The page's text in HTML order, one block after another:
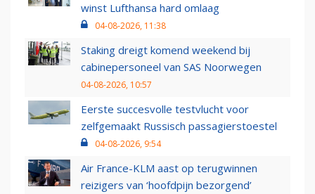
winst Lufthansa hard omlaag
04-08-2026, 11:38
Staking dreigt komend weekend bij
cabinepersoneel van SAS Noorwegen
04-08-2026, 10:57
Eerste succesvolle testvlucht voor
zelfgemaakt Russisch passagierstoestel
04-08-2026, 9:54
Air France-KLM aast op terugwinnen
reizigers van ‘hoofdpijn bezorgend’